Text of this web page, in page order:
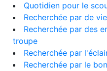
Quotidien pour le
Recherchée par de
Recherchée par des
troupe
Recherchée par
Recherchée par le